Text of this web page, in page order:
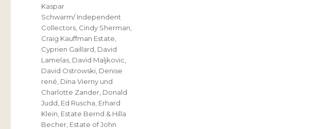
Kaspar
Schwarm/ Independent
Collectors Cindy Sherman
Craig Kauffman Estate
Cyprien Gaillard David
Lamelas David Maljkovic
David Ostrowski Denise
rené Dina Vierny und
Charlotte Zander Donald
Judd Ed Ruscha Erhard
Klein Estate Bernd & Hilla
Becher Estate of John